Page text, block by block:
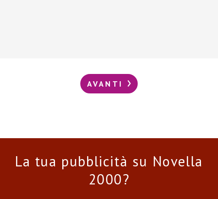
AVANTI
La tua pubblicità su Novella
2000?